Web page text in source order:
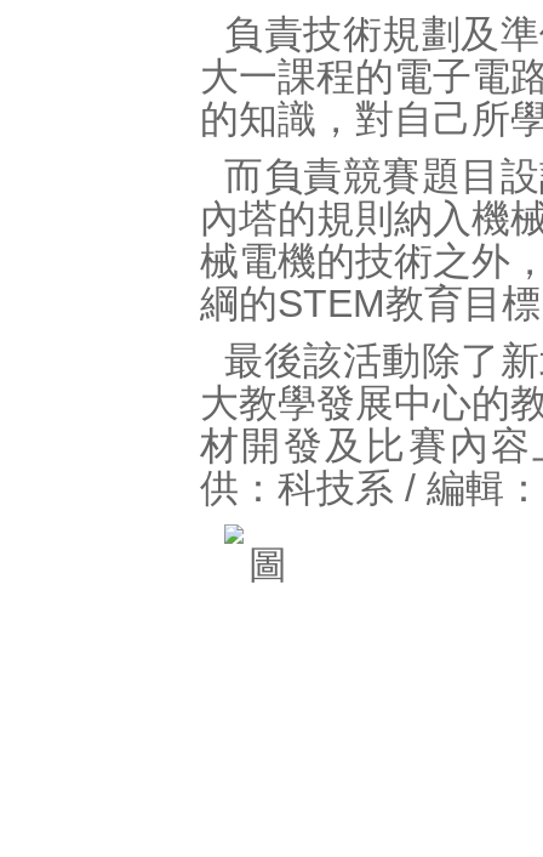
負責技術規劃及
大一課程的電子電
的知識，對自己所
而負責競賽題目
內塔的規則納入機
械電機的技術之外
綱的STEM教育目
最後該活動除了
大教學發展中心的
材開發及比賽內
供：科技系 / 編輯